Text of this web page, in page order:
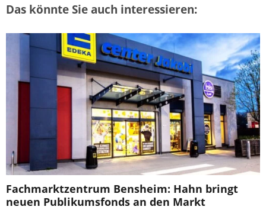
Das könnte Sie auch interessieren:
Fachmarktzentrum Bensheim: Hahn bringt
neuen Publikumsfonds an den Markt